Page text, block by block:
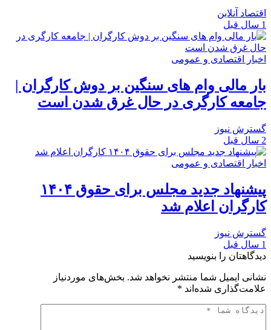
اقتصاد آنلاین
1 سال قبل
اخبار اقتصادی و عمومی
بار مالی وام‌ های سنگین بر دوش کارگران |
جامعه کارگری در حال غرق شدن است
گسترش نیوز
2 سال قبل
اخبار اقتصادی و عمومی
پیشنهاد جدید مجلس برای حقوق ۱۴۰۴
کارگران اعلام شد
گسترش نیوز
1 سال قبل
دیدگاهتان را بنویسید
نشانی ایمیل شما منتشر نخواهد شد. بخش‌های موردنیاز
علامت‌گذاری شده‌اند *